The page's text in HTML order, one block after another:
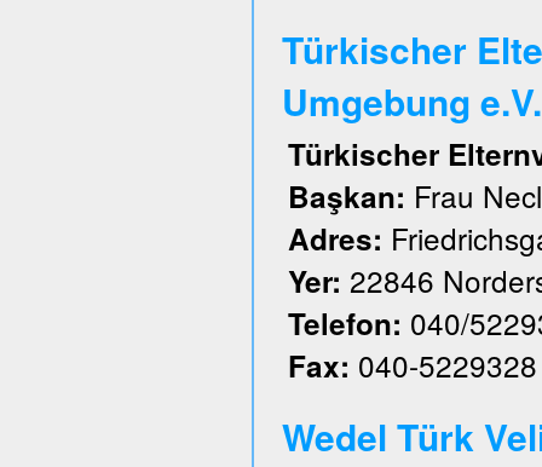
Türkischer
Umgebung e.V.
Türkischer
Başkan: Frau
Adres:
Yer: 22846
Telefon: 040/
Fax: 040-5229328
Wedel Türk